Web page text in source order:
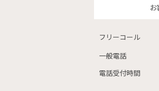
フリーコール
一般電話
電話受付時間